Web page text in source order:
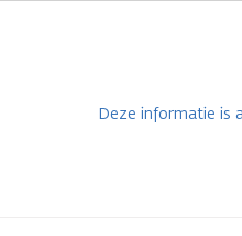
Deze informatie is